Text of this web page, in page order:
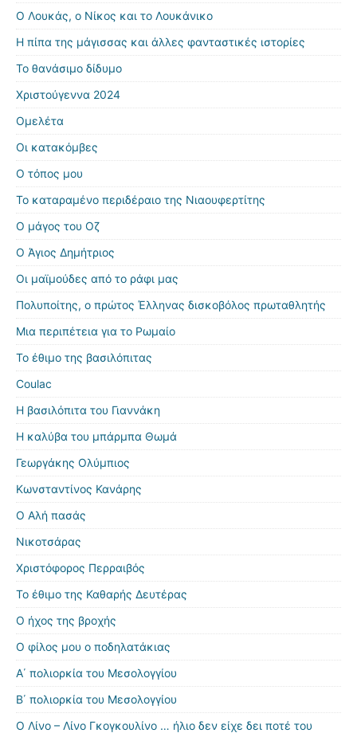
Ο Λουκάς, ο Νίκος και το Λουκάνικο
Η πίπα της μάγισσας και άλλες φανταστικές ιστορίες
Το θανάσιμο δίδυμο
Χριστούγεννα 2024
Ομελέτα
Οι κατακόμβες
Ο τόπος μου
Το καταραμένο περιδέραιο της Νιαουφερτίτης
Ο μάγος του Οζ
Ο Άγιος Δημήτριος
Οι μαϊμούδες από το ράφι μας
Πολυποίτης, ο πρώτος Έλληνας δισκοβόλος πρωταθλητής
Μια περιπέτεια για το Ρωμαίο
Το έθιμο της βασιλόπιτας
Coulac
Η βασιλόπιτα του Γιαννάκη
Η καλύβα του μπάρμπα Θωμά
Γεωργάκης Ολύμπιος
Κωνσταντίνος Κανάρης
Ο Αλή πασάς
Νικοτσάρας
Χριστόφορος Περραιβός
Το έθιμο της Καθαρής Δευτέρας
Ο ήχος της βροχής
Ο φίλος μου ο ποδηλατάκιας
Α΄ πολιορκία του Μεσολογγίου
Β΄ πολιορκία του Μεσολογγίου
Ο Λίνο – Λίνο Γκογκουλίνο … ήλιο δεν είχε δει ποτέ του